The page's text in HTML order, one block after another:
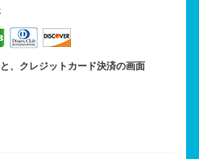
、クレジットカード決済の画面